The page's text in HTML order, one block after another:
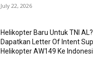
July 22, 2026
Helikopter Baru Untuk TNI
Dapatkan Letter Of Intent
Helikopter AW149 Ke